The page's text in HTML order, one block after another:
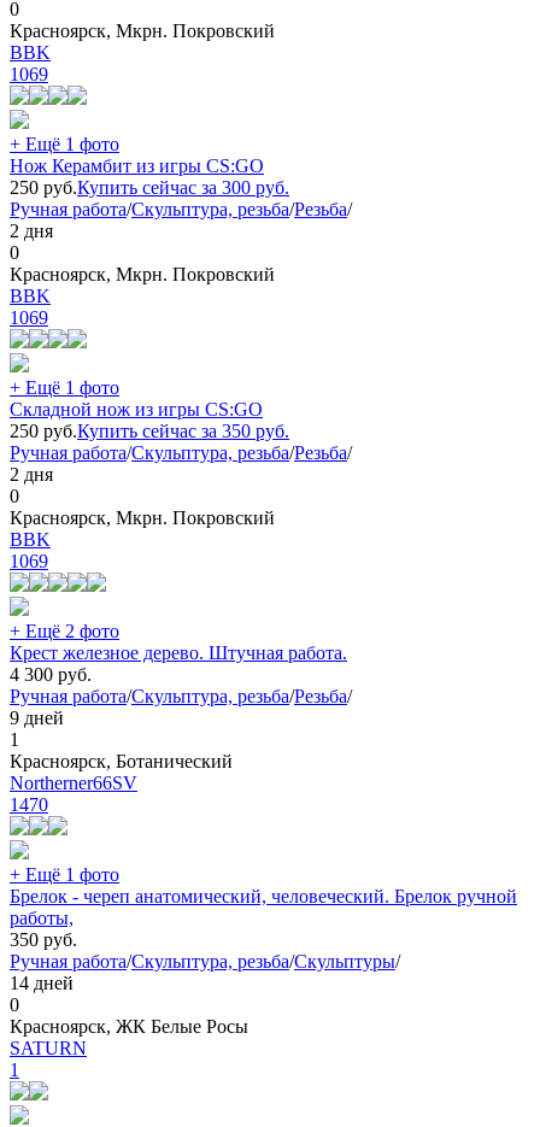
0
Красноярск, Мкрн. Покровский
BBK
1069
+ Ещё 1 фото
Нож Керамбит из игры CS:GO
250 руб.Купить сейчас за 300 руб.
Ручная работа/Скульптура, резьба/Резьба/
2 дня
0
Красноярск, Мкрн. Покровский
BBK
1069
+ Ещё 1 фото
Складной нож из игры CS:GO
250 руб.Купить сейчас за 350 руб.
Ручная работа/Скульптура, резьба/Резьба/
2 дня
0
Красноярск, Мкрн. Покровский
BBK
1069
+ Ещё 2 фото
Крест железное дерево. Штучная работа.
4 300 руб.
Ручная работа/Скульптура, резьба/Резьба/
9 дней
1
Красноярск, Ботанический
Northerner66SV
1470
+ Ещё 1 фото
Брелок - череп анатомический, человеческий. Брелок ручной
работы,
350 руб.
Ручная работа/Скульптура, резьба/Скульптуры/
14 дней
0
Красноярск, ЖК Белые Росы
SATURN
1